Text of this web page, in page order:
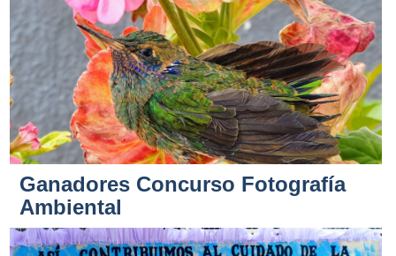
Ganadores Concurso Fotografía
Ambiental